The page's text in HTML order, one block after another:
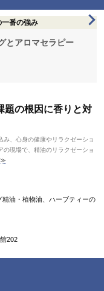
一番の強み
とアロマセラピー
題の根因に香りと対
、心身の健康やリラクゼーショ
の現場で、精油のリラクゼーショ
≫
油・植物油、ハーブティーの
202